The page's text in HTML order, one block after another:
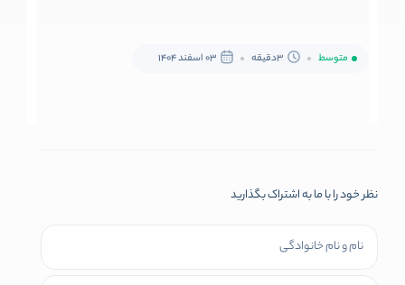
متوسط 3دقیقه 03 اسفند 1404
نظر خود را با ما به اشتراک بگذارید